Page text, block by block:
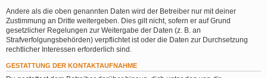
Andere als die oben genannten Daten wird der Betreiber nur mit deiner
Zustimmung an Dritte weitergeben. Dies gilt nicht, sofern er auf Grund
gesetzlicher Regelungen zur Weitergabe der Daten (z. B. an
Strafverfolgungsbehörden) verpflichtet ist oder die Daten zur Durchsetzung
rechtlicher Interessen erforderlich sind.
GESTATTUNG DER KONTAKTAUFNAHME